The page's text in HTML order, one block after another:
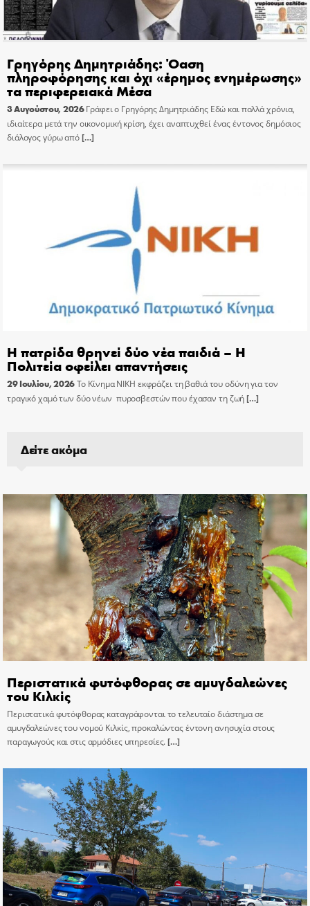
Γρηγόρης Δημητριάδης: Όαση
πληροφόρησης και όχι «έρημος ενημέρωσης»
τα περιφερειακά Μέσα
3 Αυγούστου, 2026 Γράφει ο Γρηγόρης Δημητριάδης Εδώ και πολλά χρόνια,
ιδιαίτερα μετά την οικονομική κρίση, έχει αναπτυχθεί ένας έντονος δημόσιος
διάλογος γύρω από[…]
Η πατρίδα θρηνεί δύο νέα παιδιά – Η
Πολιτεία οφείλει απαντήσεις
29 Ιουλίου, 2026Το Κίνημα ΝΙΚΗ εκφράζει τη βαθιά του οδύνη για τον
τραγικό χαμό των δύο νέων πυροσβεστών που έχασαν τη ζωή[…]
Δείτε ακόμα
Περιστατικά φυτόφθορας σε αμυγδαλεώνες
του Κιλκίς
Περιστατικά φυτόφθορας καταγράφονται το τελευταίο διάστημα σε
αμυγδαλεώνες του νομού Κιλκίς, προκαλώντας έντονη ανησυχία στους
παραγωγούς και στις αρμόδιες υπηρεσίες.[…]